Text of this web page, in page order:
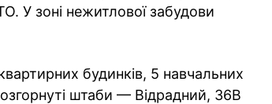
У зоні нежитлової забудови
будинків, 5 навчальних
штаби — Відрадний, 36В